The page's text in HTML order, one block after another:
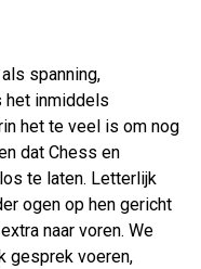
spanning,
het inmiddels
het te veel is om nog
dat Chess en
te laten. Letterlijk
ogen op hen gericht
naar voren. We
gesprek voeren,